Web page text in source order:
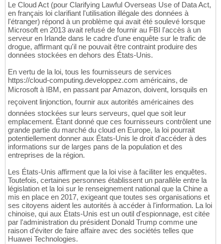
Le Cloud Act (pour Clarifying Lawful Overseas Use of Data Act,
en français loi clarifiant l'utilisation illégale des données à
l'étranger) répond à un problème qui avait été soulevé lorsque
Microsoft en 2013 avait refusé de fournir au FBI l'accès à un
serveur en Irlande dans le cadre d'une enquête sur le trafic de
drogue, affirmant qu'il ne pouvait être contraint produire des
données stockées en dehors des États-Unis.
En vertu de la loi, tous les fournisseurs de services
https://cloud-computing.developpez.com américains, de
Microsoft à IBM, en passant par Amazon, doivent, lorsquils en
reçoivent linjonction, fournir aux autorités américaines des
données stockées sur leurs serveurs, quel que soit leur
emplacement. Étant donné que ces fournisseurs contrôlent une
grande partie du marché du cloud en Europe, la loi pourrait
potentiellement donner aux États-Unis le droit d'accéder à des
informations sur de larges pans de la population et des
entreprises de la région.
Les États-Unis affirment que la loi vise à faciliter les enquêtes.
Toutefois, certaines personnes établissent un parallèle entre la
législation et la loi sur le renseignement national que la Chine a
mis en place en 2017, exigeant que toutes ses organisations et
ses citoyens aident les autorités à accéder à l'information. La loi
chinoise, qui aux États-Unis est un outil d'espionnage, est citée
par l'administration du président Donald Trump comme une
raison d'éviter de faire affaire avec des sociétés telles que
Huawei Technologies.